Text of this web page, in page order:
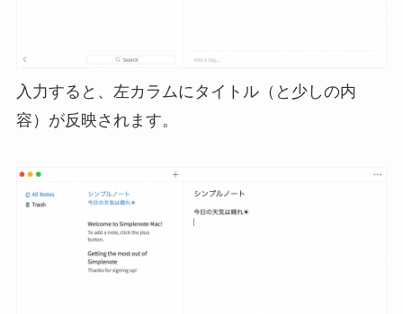
入力すると、左カラムにタイトル（と少しの内
容）が反映されます。